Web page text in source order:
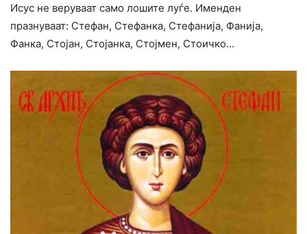
Исус не веруваат само лошите луѓе. Именден
празнуваат: Стефан, Стефанка, Стефанија, Фанија,
Фанка, Стојан, Стојанка, Стојмен, Стоичко…